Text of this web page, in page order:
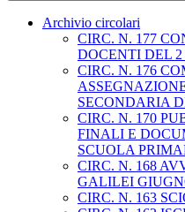
Archivio circolari
CIRC. N. 177
DOCENTI DEL
CIRC. N. 176
SECONDARIA
CIRC. N. 170
FINALI E
SCUOLA
CIRC. N. 168
GALILEI
CIRC. N. 163